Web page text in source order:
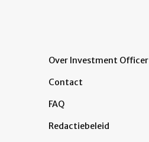
Over Investment Officer
Contact
FAQ
Redactiebeleid